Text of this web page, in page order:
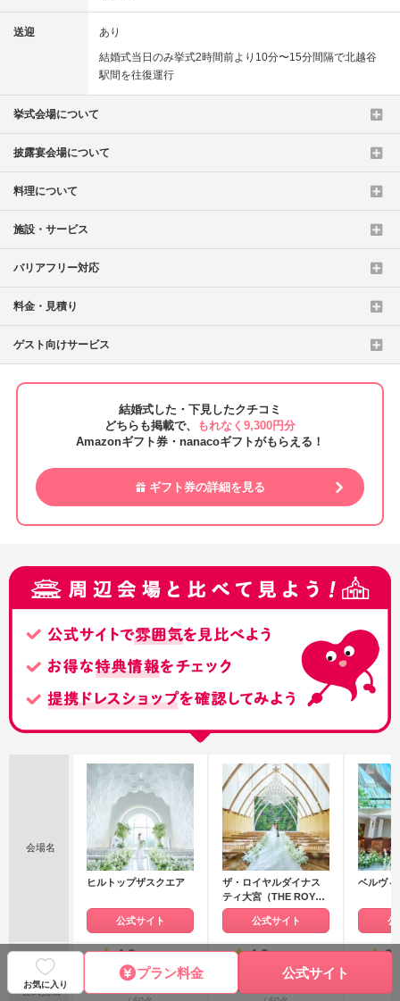
送迎
あり
結婚式当日のみ挙式2時間前より10分〜15分間隔で北越谷
駅間を往復運行
挙式会場について
披露宴会場について
料理について
施設・サービス
バリアフリー対応
料金・見積り
ゲスト向けサービス
お気に入り
プラン料金 公式サイト
結婚式した・下見したクチコミ
どちらも掲載で、
もれなく9,300円分
Amazonギフト券・nanacoギフトがもらえる！
ギフト券の詳細を見る
会場名
ヒルトップザスクエア
公式サイト
ザ・ロイヤルダイナス
ティ大宮（THE ROYAL
DYNASTY OMIYA）
公式サイト
ベルヴィ
公
4.2 4.2
公式見積 210 251